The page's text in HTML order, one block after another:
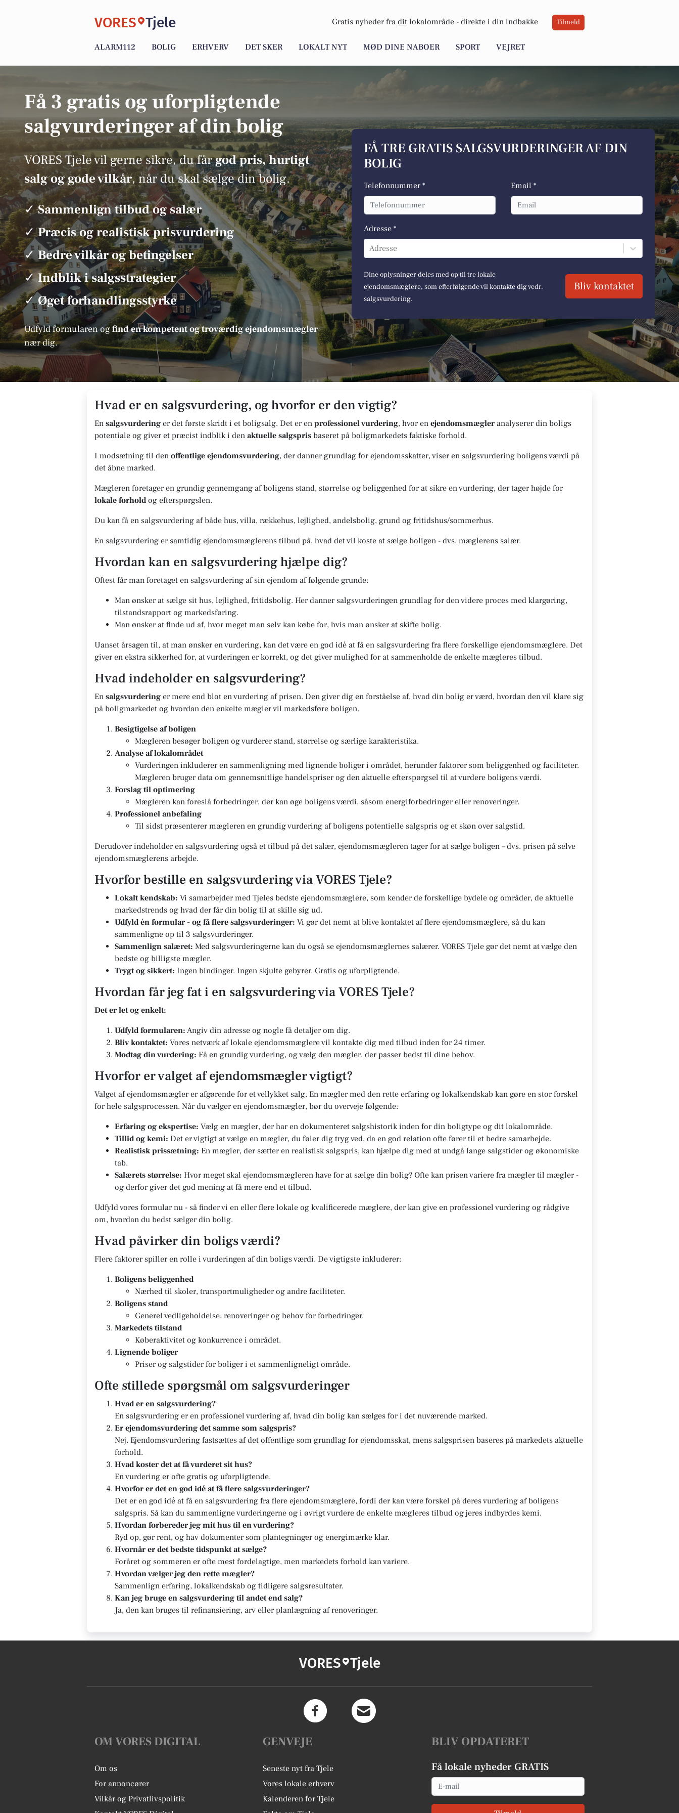
VORES Tjele Gratis nyheder fra dit lokalområde - direkte i din indbakke Tilmeld
ALARM112 BOLIG ERHVERV DET SKER LOKALT NYT MØD DINE NABOER SPORT VEJRET
Få 3 gratis og uforpligtende
salgvurderinger af din bolig
VORES Tjele vil gerne sikre, du fårgod pris, hurtigt
salg og gode vilkår, når du skal sælge din bolig.
✓Sammenlign tilbud og salær
✓Præcis og realistisk prisvurdering
✓ Bedre vilkår og betingelser
✓Indblik i salgsstrategier
✓Øget forhandlingsstyrke
Udfyld formularen ogfind en kompetent og troværdig ejendomsmægler
nær dig.
FÅ TRE GRATIS SALGSVURDERINGER AF DIN
BOLIG
Telefonnummer * Email *
Adresse *
Adresse
Dine oplysninger deles med op til tre lokale
ejendomsmæglere, som efterfølgende vil kontakte dig vedr.
salgsvurdering.
Bliv kontaktet
Hvad er en salgsvurdering, og hvorfor er den vigtig?
En salgsvurdering er det første skridt i et boligsalg. Det er en professionel vurdering, hvor en ejendomsmægler analyserer din boligs
potentiale og giver et præcist indblik i den aktuelle salgspris baseret på boligmarkedets faktiske forhold.
I modsætning til den offentlige ejendomsvurdering, der danner grundlag for ejendomsskatter, viser en salgsvurdering boligens værdi på
det åbne marked.
Mægleren foretager en grundig gennemgang af boligens stand, størrelse og beliggenhed for at sikre en vurdering, der tager højde for
lokale forhold og efterspørgslen.
Du kan få en salgsvurdering af både hus, villa, rækkehus, lejlighed, andelsbolig, grund og fritidshus/sommerhus.
En salgsvurdering er samtidig ejendomsmæglerens tilbud på, hvad det vil koste at sælge boligen - dvs. mæglerens salær.
Hvordan kan en salgsvurdering hjælpe dig?
Oftest får man foretaget en salgsvurdering af sin ejendom af følgende grunde:
Man ønsker at sælge sit hus, lejlighed, fritidsbolig. Her danner salgsvurderingen grundlag for den videre proces med klargøring,
tilstandsrapport og markedsføring.
Man ønsker at finde ud af, hvor meget man selv kan købe for, hvis man ønsker at skifte bolig.
Uanset årsagen til, at man ønsker en vurdering, kan det være en god idé at få en salgsvurdering fra flere forskellige ejendomsmæglere. Det
giver en ekstra sikkerhed for, at vurderingen er korrekt, og det giver mulighed for at sammenholde de enkelte mægleres tilbud.
Hvad indeholder en salgsvurdering?
En salgsvurdering er mere end blot en vurdering af prisen. Den giver dig en forståelse af, hvad din bolig er værd, hvordan den vil klare sig
på boligmarkedet og hvordan den enkelte mægler vil markedsføre boligen.
Besigtigelse af boligen
Mægleren besøger boligen og vurderer stand, størrelse og særlige karakteristika.
Analyse af lokalområdet
Vurderingen inkluderer en sammenligning med lignende boliger i området, herunder faktorer som beliggenhed og faciliteter.
Mægleren bruger data om gennemsnitlige handelspriser og den aktuelle efterspørgsel til at vurdere boligens værdi.
Forslag til optimering
Mægleren kan foreslå forbedringer, der kan øge boligens værdi, såsom energiforbedringer eller renoveringer.
Professionel anbefaling
Til sidst præsenterer mægleren en grundig vurdering af boligens potentielle salgspris og et skøn over salgstid.
Derudover indeholder en salgsvurdering også et tilbud på det salær, ejendomsmægleren tager for at sælge boligen – dvs. prisen på selve
ejendomsmæglerens arbejde.
Hvorfor bestille en salgsvurdering via VORES Tjele?
Lokalt kendskab: Vi samarbejder med Tjeles bedste ejendomsmæglere, som kender de forskellige bydele og områder, de aktuelle
markedstrends og hvad der får din bolig til at skille sig ud.
Udfyld én formular - og få flere salgsvurderinger: Vi gør det nemt at blive kontaktet af flere ejendomsmæglere, så du kan
sammenligne op til 3 salgsvurderinger.
Sammenlign salæret: Med salgsvurderingerne kan du også se ejendomsmæglernes salærer. VORES Tjele gør det nemt at vælge den
bedste og billigste mægler.
Trygt og sikkert: Ingen bindinger. Ingen skjulte gebyrer. Gratis og uforpligtende.
Hvordan får jeg fat i en salgsvurdering via VORES Tjele?
Det er let og enkelt:
Udfyld formularen: Angiv din adresse og nogle få detaljer om dig.
Bliv kontaktet: Vores netværk af lokale ejendomsmæglere vil kontakte dig med tilbud inden for 24 timer.
Modtag din vurdering: Få en grundig vurdering, og vælg den mægler, der passer bedst til dine behov.
Hvorfor er valget af ejendomsmægler vigtigt?
Valget af ejendomsmægler er afgørende for et vellykket salg. En mægler med den rette erfaring og lokalkendskab kan gøre en stor forskel
for hele salgsprocessen. Når du vælger en ejendomsmægler, bør du overveje følgende:
Erfaring og ekspertise: Vælg en mægler, der har en dokumenteret salgshistorik inden for din boligtype og dit lokalområde.
Tillid og kemi: Det er vigtigt at vælge en mægler, du føler dig tryg ved, da en god relation ofte fører til et bedre samarbejde.
Realistisk prissætning: En mægler, der sætter en realistisk salgspris, kan hjælpe dig med at undgå lange salgstider og økonomiske
tab.
Salærets størrelse: Hvor meget skal ejendomsmægleren have for at sælge din bolig? Ofte kan prisen variere fra mægler til mægler -
og derfor giver det god mening at få mere end et tilbud.
Udfyld vores formular nu - så finder vi en eller flere lokale og kvalificerede mæglere, der kan give en professionel vurdering og rådgive
om, hvordan du bedst sælger din bolig.
Hvad påvirker din boligs værdi?
Flere faktorer spiller en rolle i vurderingen af din boligs værdi. De vigtigste inkluderer:
Boligens beliggenhed
Nærhed til skoler, transportmuligheder og andre faciliteter.
Boligens stand
Generel vedligeholdelse, renoveringer og behov for forbedringer.
Markedets tilstand
Køberaktivitet og konkurrence i området.
Lignende boliger
Priser og salgstider for boliger i et sammenligneligt område.
Ofte stillede spørgsmål om salgsvurderinger
Hvad er en salgsvurdering?
En salgsvurdering er en professionel vurdering af, hvad din bolig kan sælges for i det nuværende marked.
Er ejendomsvurdering det samme som salgspris?
Nej. Ejendomsvurdering fastsættes af det offentlige som grundlag for ejendomsskat, mens salgsprisen baseres på markedets aktuelle
forhold.
Hvad koster det at få vurderet sit hus?
En vurdering er ofte gratis og uforpligtende.
Hvorfor er det en god idé at få flere salgsvurderinger?
Det er en god idé at få en salgsvurdering fra flere ejendomsmæglere, fordi der kan være forskel på deres vurdering af boligens
salgspris. Så kan du sammenligne vurderingerne og i øvrigt vurdere de enkelte mægleres tilbud og jeres indbyrdes kemi.
Hvordan forbereder jeg mit hus til en vurdering?
Ryd op, gør rent, og hav dokumenter som plantegninger og energimærke klar.
Hvornår er det bedste tidspunkt at sælge?
Foråret og sommeren er ofte mest fordelagtige, men markedets forhold kan variere.
Hvordan vælger jeg den rette mægler?
Sammenlign erfaring, lokalkendskab og tidligere salgsresultater.
Kan jeg bruge en salgsvurdering til andet end salg?
Ja, den kan bruges til refinansiering, arv eller planlægning af renoveringer.
VORES Tjele
OM VORES DIGITAL
Om os
For annoncører
Vilkår og Privatlivspolitik
GENVEJE
Seneste nyt fra Tjele
Vores lokale erhverv
Kalenderen for Tjele
BLIV OPDATERET
Få lokale nyheder GRATIS
Email